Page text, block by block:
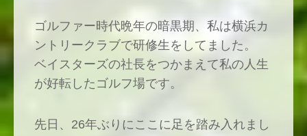
ゴルファー時代晩年の暗黒期、私は横浜カ
ントリークラブで研修生をしてました。
ベイスターズの社長をつかまえて私の人生
が好転したゴルフ場です。
先日、26年ぶりにここに足を踏み入れまし